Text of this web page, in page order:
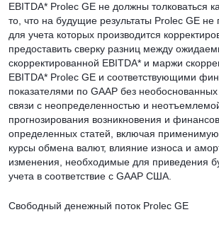
EBITDA* Prolec GE не должны толковаться
то, что на будущие результаты Prolec GE не
для учета которых производится
предоставить сверку разниц между
скорректированной EBITDA* и маржи
EBITDA* Prolec GE и соответствующими
показателями по GAAP без необоснованных
связи с неопределенностью и
прогнозирования возникновения и
определенных статей, включая применимую
курсы обмена валют, влияние износа и
изменения, необходимые для приведения
учета в соответствие с GAAP США.
Свободный денежный поток Prolec GE